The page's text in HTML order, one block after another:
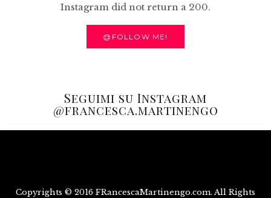
Instagram did not return a 200.
@FOLLOW ME!
Seguimi su Instagram
@francesca.martinengo
Copyrights © 2016 FRancescaMartinengo.com. All Rights